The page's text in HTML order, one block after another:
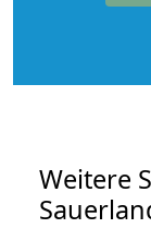
Weitere